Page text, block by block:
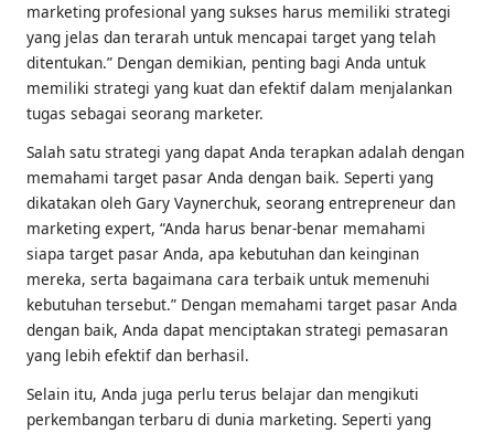
marketing profesional yang sukses harus memiliki strategi
yang jelas dan terarah untuk mencapai target yang telah
ditentukan.” Dengan demikian, penting bagi Anda untuk
memiliki strategi yang kuat dan efektif dalam menjalankan
tugas sebagai seorang marketer.
Salah satu strategi yang dapat Anda terapkan adalah dengan
memahami target pasar Anda dengan baik. Seperti yang
dikatakan oleh Gary Vaynerchuk, seorang entrepreneur dan
marketing expert, “Anda harus benar-benar memahami
siapa target pasar Anda, apa kebutuhan dan keinginan
mereka, serta bagaimana cara terbaik untuk memenuhi
kebutuhan tersebut.” Dengan memahami target pasar Anda
dengan baik, Anda dapat menciptakan strategi pemasaran
yang lebih efektif dan berhasil.
Selain itu, Anda juga perlu terus belajar dan mengikuti
perkembangan terbaru di dunia marketing. Seperti yang